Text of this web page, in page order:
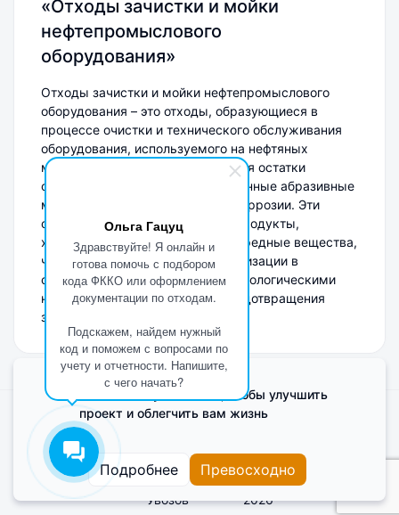
Ольга Гацуц
Здравствуйте! Я онлайн и
готова помочь с подбором
кода ФККО или оформлением
документации по отходам.
Подскажем, найдем нужный
код и поможем с вопросами по
учету и отчетности. Напишите,
с чего начать?
«Отходы зачистки и мойки
нефтепромыслового
оборудования»
Отходы зачистки и мойки нефтепромыслового
оборудования – это отходы, образующиеся в
процессе очистки и технического обслуживания
оборудования, используемого на нефтяных
месторождениях. К ним относятся остатки
смывочных жидкостей, загрязнённые абразивные
материалы, а также продукты коррозии. Эти
отходы могут содержать нефтепродукты,
химические реагенты и другие вредные вещества,
что требует их специальной утилизации в
соответствии с действующими экологическими
нормами и стандартами для предотвращения
загрязнения окружающей среды.
Увозов 2026
Поделиться мнением о сайте
Пользовательское соглашение
Мы используем Cookie, чтобы улучшить
проект и облегчить вам жизнь
Подробнее Превосходно